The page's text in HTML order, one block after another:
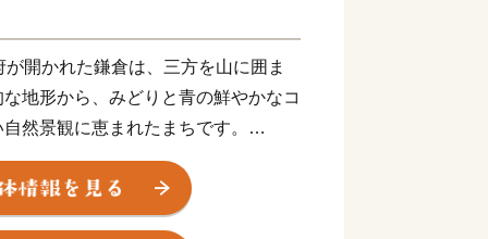
開かれた鎌倉は、三方を山に囲ま
地形から、みどりと青の鮮やかなコ
然景観に恵まれたまちです。
閣などの歴史的遺産は、長い年月の
中世の社会を支えた繁栄の歴史と華